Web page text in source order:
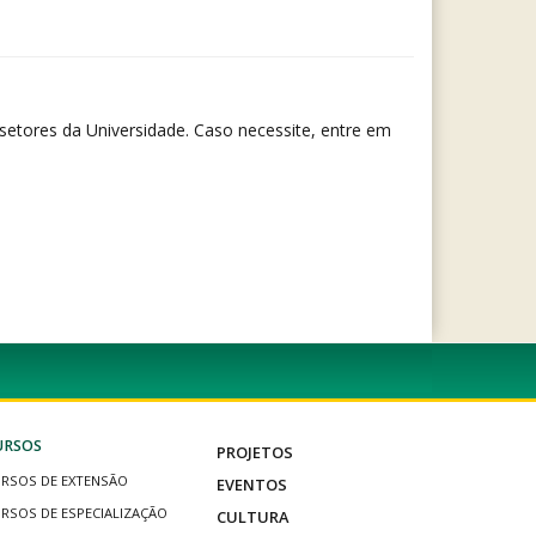
da Universidade. Caso necessite, entre em
DE EXTENSÃO
DE ESPECIALIZAÇÃO
PROJETOS
EVENTOS
CULTURA